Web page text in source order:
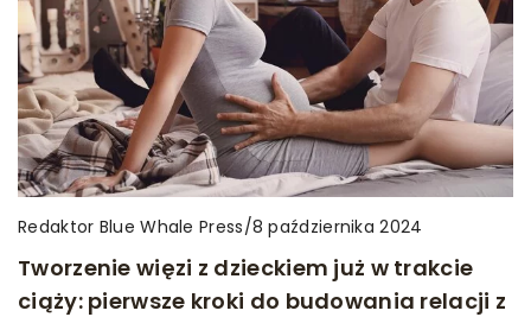
Redaktor Blue Whale Press/8 października 2024
Tworzenie więzi z dzieckiem już w trakcie
ciąży: pierwsze kroki do budowania relacji z